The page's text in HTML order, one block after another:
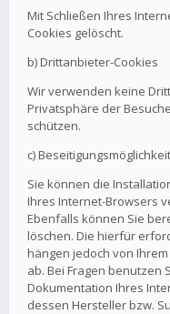
Mit Schließen Ihres
Cookies gelöscht.
b) Drittanbieter-Cookies
Wir verwenden keine
Privatsphäre der
schützen.
c) Beseitigungsmöglichkeit
Sie können die
Ihres Internet-Browsers
Ebenfalls können Sie
löschen. Die hierfür
hängen jedoch von
ab. Bei Fragen
Dokumentation Ihres
dessen Hersteller bzw.